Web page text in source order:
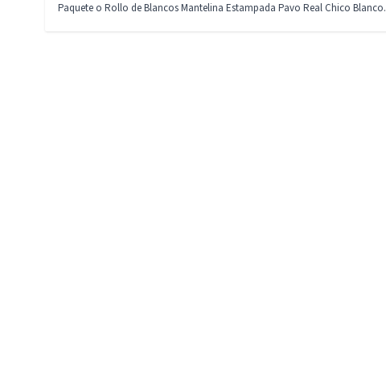
Paquete o Rollo de Blancos Mantelina Estampada Pavo Real Chico Blanco.